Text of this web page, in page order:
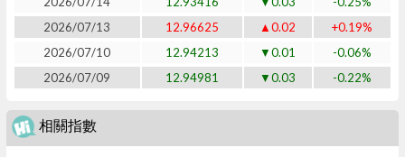
2026/07/13
12.96625 ▲0.02
+0.19%
2026/07/10
12.94213 ▼0.01
-0.06%
2026/07/09
12.94981 ▼0.03 -0.22%
相關指數